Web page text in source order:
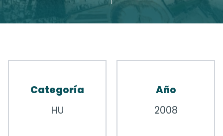
Categoría
HU
Año
2008